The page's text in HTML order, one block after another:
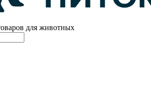
для животных